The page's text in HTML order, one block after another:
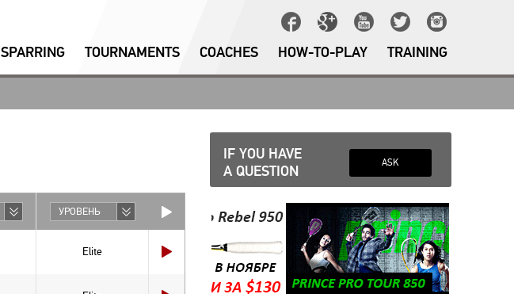
SPARRING ТOURNAMENTS COACHES HOW-TO-PLAY TRAINING
УРОВЕНЬ
Elite
IF YOU HAVE
A QUESTION
ASK